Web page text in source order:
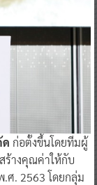
ด ก่อตั้งขึ้นโดยทีมผู้
ร้างคุณค่าให้กับ
.ศ. 2563 โดยกลุ่ม